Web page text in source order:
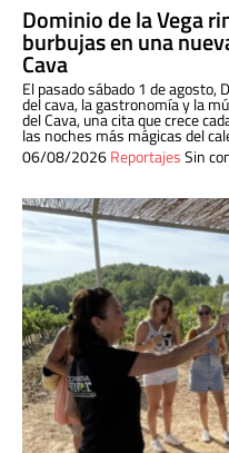
Dominio de la Vega
burbujas en una
Cava
El pasado sábado 1 de agosto,
del cava, la gastronomía y la
del Cava, una cita que crece
las noches más mágicas del
06/08/2026ReportajesSin